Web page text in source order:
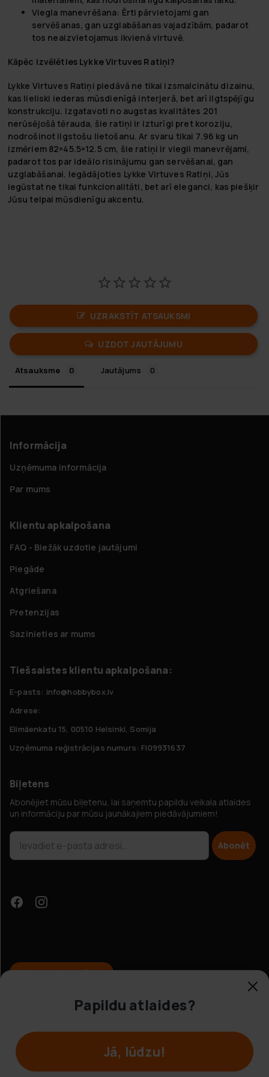
Viegla manevrēšana: Ērti pārvietojami gan
servēšanas, gan uzglabāšanas vajadzībām, padarot
tos neaizvietojamus ikvienā virtuvē.
Kāpēc izvēlēties Lykke Virtuves Ratiņi?
Lykke Virtuves Ratiņi piedāvā ne tikai izsmalcinātu dizainu,
kas lieliski iederas mūsdienīgā interjerā, bet arī ilgtspējīgu
konstrukciju. Izgatavoti no augstas kvalitātes 201
nerūsējošā tērauda, šie ratiņi ir izturīgi pret koroziju,
nodrošinot ilgstošu lietošanu. Ar svaru tikai 7.96 kg un
izmēriem 82×45.5×12.5 cm, šie ratiņi ir viegli manevrējami,
padarot tos par ideālo risinājumu gan servēšanai, gan
uzglabāšanai. Iegādājoties Lykke Virtuves Ratiņi, Jūs
iegūstat ne tikai funkcionalitāti, bet arī eleganci, kas piešķir
Jūsu telpai mūsdienīgu akcentu.
UZRAKSTĪT ATSAUKSMI
UZDOT JAUTĀJUMU
Atsauksme Jautājums
Informācija
Uzņēmuma informācija
Par mums
Klientu apkalpošana
FAQ - Biežāk uzdotie jautājumi
Piegāde
Atgriešana
Pretenzijas
Sazinieties ar mums
Tiešsaistes klientu apkalpošana:
E-pasts: info@hobbybox.lv
Adrese:
Elimäenkatu 15, 00510 Helsinki, Somija
Uzņēmuma reģistrācijas numurs: FI09931637
Biļetens
Abonējiet mūsu biļetenu, lai saņemtu papildu veikala atlaides
un informāciju par mūsu jaunākajiem piedāvājumiem!
Abonēt
Klientu apkalpošana
© Hobbybox 2025
Noteikumi un nosacījumi
Privātuma politika
Papildu atlaides?
Jā, lūdzu!
Nē, paldies.